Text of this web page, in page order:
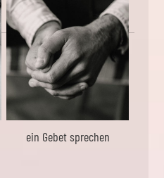
ein Gebet sprechen